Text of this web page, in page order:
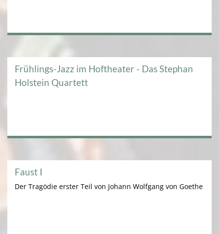
Faust I
Der Tragödie erster Teil von Johann Wolfgang von Goethe
Frühlings-Jazz im Hoftheater - Das Stephan
Holstein Quartett